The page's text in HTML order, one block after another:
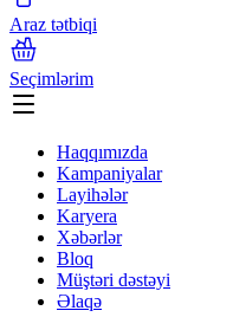
Araz tətbiqi
Seçimlərim
Haqqımızda
Kampaniyalar
Layihələr
Karyera
Xəbərlər
Bloq
Müştəri dəstəyi
Əlaqə